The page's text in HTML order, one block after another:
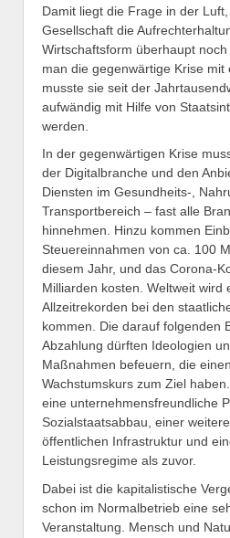
Damit liegt die Frage in der
Gesellschaft die
Wirtschaftsform überhaupt
man die gegenwärtige Krise mit
musste sie seit der
aufwändig mit Hilfe von
werden.
In der gegenwärtigen Krise
der Digitalbranche und den
Diensten im Gesundheits-,
Transportbereich – fast alle
hinnehmen. Hinzu kommen
Steuereinnahmen von ca. 100
diesem Jahr, und das Corona-
Milliarden kosten. Weltweit wird
Allzeitrekorden bei den
kommen. Die darauf folgenden
Abzahlung dürften Ideologien
Maßnahmen befeuern, die
Wachstumskurs zum Ziel
eine unternehmensfreundliche
Sozialstaatsabbau, einer
öffentlichen Infrastruktur und
Leistungsregime als zuvor.
Dabei ist die kapitalistische
schon im Normalbetrieb eine
Veranstaltung. Mensch und